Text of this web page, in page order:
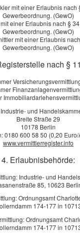
(mindestens
aus. Im Todesfall wird
ausbezahlt.
Angebote
Produkt finden
5von5Sternen
14Bewertungen seit 2015
mit einer Erlaubnis nach
Gewerbeordnung. (GewO)
einer Erlaubnis nach §
Gewerbeordnung. (GewO)
mit einer Erlaubnis
Gewerbeordnung. (GewO)
nach §
und
Breite Straße 29
10178 Berlin
0180 600 58 50 (0,20 Euro/
www.vermittlerregister.info
4. Erlaubnisbehörde:
Industrie- und
85, 10623
Ordnungsamt
174-177 in
Ordnungsamt
174-177 in